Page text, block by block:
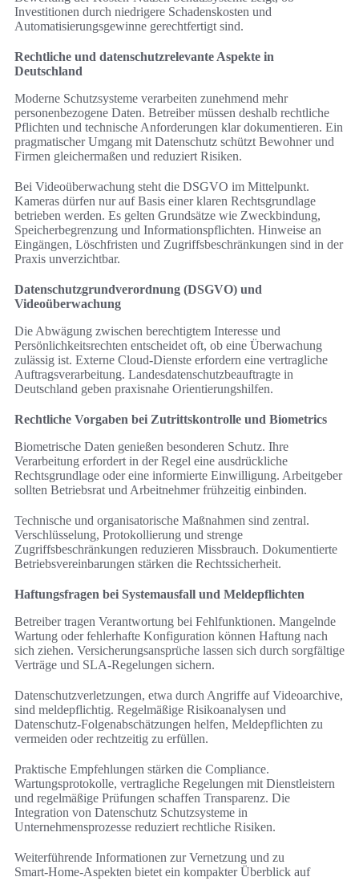
Investitionen durch niedrigere Schadenskosten und
Automatisierungsgewinne gerechtfertigt sind.
Rechtliche und datenschutzrelevante Aspekte in
Deutschland
Moderne Schutzsysteme verarbeiten zunehmend mehr
personenbezogene Daten. Betreiber müssen deshalb rechtliche
Pflichten und technische Anforderungen klar dokumentieren. Ein
pragmatischer Umgang mit Datenschutz schützt Bewohner und
Firmen gleichermaßen und reduziert Risiken.
Bei Videoüberwachung steht die DSGVO im Mittelpunkt.
Kameras dürfen nur auf Basis einer klaren Rechtsgrundlage
betrieben werden. Es gelten Grundsätze wie Zweckbindung,
Speicherbegrenzung und Informationspflichten. Hinweise an
Eingängen, Löschfristen und Zugriffsbeschränkungen sind in der
Praxis unverzichtbar.
Datenschutzgrundverordnung (DSGVO) und
Videoüberwachung
Die Abwägung zwischen berechtigtem Interesse und
Persönlichkeitsrechten entscheidet oft, ob eine Überwachung
zulässig ist. Externe Cloud-Dienste erfordern eine vertragliche
Auftragsverarbeitung. Landesdatenschutzbeauftragte in
Deutschland geben praxisnahe Orientierungshilfen.
Rechtliche Vorgaben bei Zutrittskontrolle und Biometrics
Biometrische Daten genießen besonderen Schutz. Ihre
Verarbeitung erfordert in der Regel eine ausdrückliche
Rechtsgrundlage oder eine informierte Einwilligung. Arbeitgeber
sollten Betriebsrat und Arbeitnehmer frühzeitig einbinden.
Technische und organisatorische Maßnahmen sind zentral.
Verschlüsselung, Protokollierung und strenge
Zugriffsbeschränkungen reduzieren Missbrauch. Dokumentierte
Betriebsvereinbarungen stärken die Rechtssicherheit.
Haftungsfragen bei Systemausfall und Meldepflichten
Betreiber tragen Verantwortung bei Fehlfunktionen. Mangelnde
Wartung oder fehlerhafte Konfiguration können Haftung nach
sich ziehen. Versicherungsansprüche lassen sich durch sorgfältige
Verträge und SLA-Regelungen sichern.
Datenschutzverletzungen, etwa durch Angriffe auf Videoarchive,
sind meldepflichtig. Regelmäßige Risikoanalysen und
Datenschutz-Folgenabschätzungen helfen, Meldepflichten zu
vermeiden oder rechtzeitig zu erfüllen.
Praktische Empfehlungen stärken die Compliance.
Wartungsprotokolle, vertragliche Regelungen mit Dienstleistern
und regelmäßige Prüfungen schaffen Transparenz. Die
Integration von Datenschutz Schutzsysteme in
Unternehmensprozesse reduziert rechtliche Risiken.
Weiterführende Informationen zur Vernetzung und zu
Smart‑Home‑Aspekten bietet ein kompakter Überblick auf